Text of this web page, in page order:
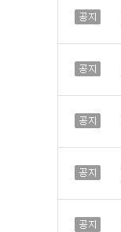
공지
공지
공지
공지
공지